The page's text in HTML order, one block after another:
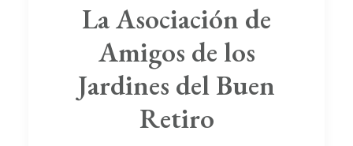
La Asociación de
Amigos de los
Jardines del Buen
Retiro